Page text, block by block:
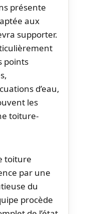
présente
aux
supporter.
points
d’eau,
les
toiture-
toiture
par une
du
procède